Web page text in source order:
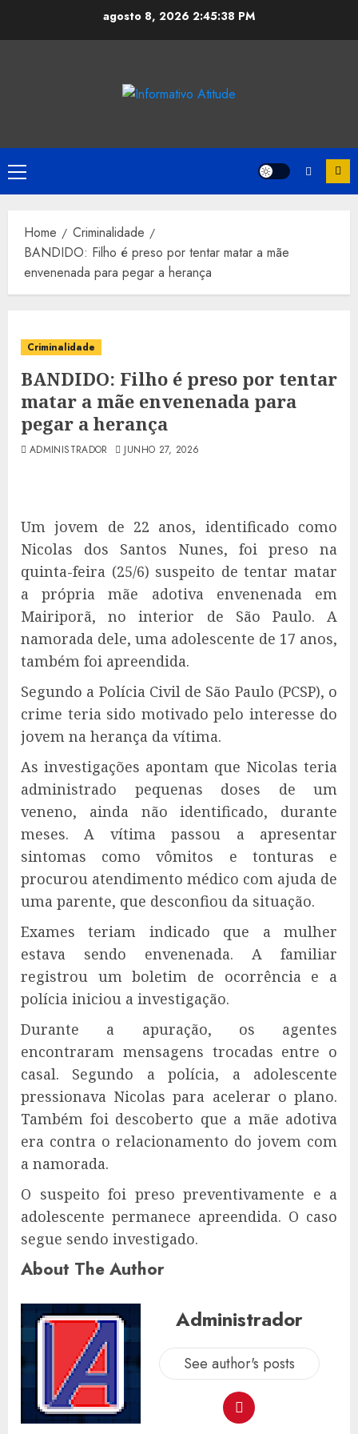
agosto 8, 2026 2:45:38 PM
Primary
Menu
Home
Criminalidade
BANDIDO: Filho é preso por tentar matar a mãe
envenenada para pegar a herança
Criminalidade
BANDIDO: Filho é preso por tentar
matar a mãe envenenada para
pegar a herança
ADMINISTRADOR JUNHO 27, 2026
Um jovem de 22 anos, identificado como
Nicolas dos Santos Nunes, foi preso na
quinta-feira (25/6) suspeito de tentar matar
a própria mãe adotiva envenenada em
Mairiporã, no interior de São Paulo. A
namorada dele, uma adolescente de 17 anos,
também foi apreendida.
Segundo a Polícia Civil de São Paulo (PCSP), o
crime teria sido motivado pelo interesse do
jovem na herança da vítima.
As investigações apontam que Nicolas teria
administrado pequenas doses de um
veneno, ainda não identificado, durante
meses. A vítima passou a apresentar
sintomas como vômitos e tonturas e
procurou atendimento médico com ajuda de
uma parente, que desconfiou da situação.
Exames teriam indicado que a mulher
estava sendo envenenada. A familiar
registrou um boletim de ocorrência e a
polícia iniciou a investigação.
Durante a apuração, os agentes
encontraram mensagens trocadas entre o
casal. Segundo a polícia, a adolescente
pressionava Nicolas para acelerar o plano.
Também foi descoberto que a mãe adotiva
era contra o relacionamento do jovem com
a namorada.
O suspeito foi preso preventivamente e a
adolescente permanece apreendida. O caso
segue sendo investigado.
About The Author
Administrador
See author's posts